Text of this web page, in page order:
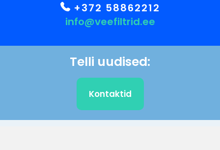
+372 58862212
info@veefiltrid.ee
Telli uudised:
Kontaktid